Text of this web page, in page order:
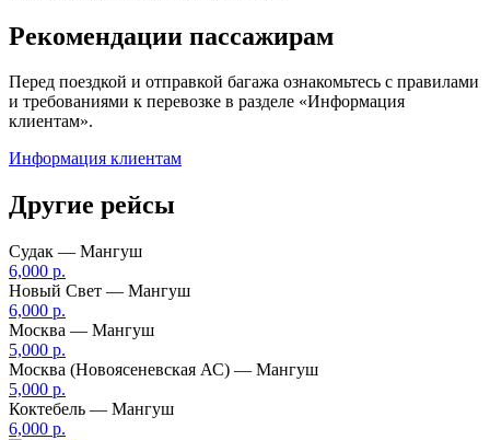
Рекомендации пассажирам
Перед поездкой и отправкой багажа ознакомьтесь с правилами
и требованиями к перевозке в разделе «Информация
клиентам».
Информация клиентам
Другие рейсы
Судак — Мангуш
6,000 р.
Новый Свет — Мангуш
6,000 р.
Москва — Мангуш
5,000 р.
Москва (Новоясеневская АС) — Мангуш
5,000 р.
Коктебель — Мангуш
6,000 р.